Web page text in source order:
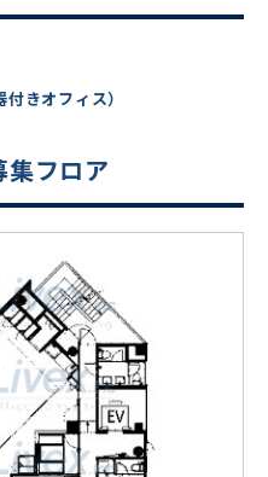
きオフィス）
フロア